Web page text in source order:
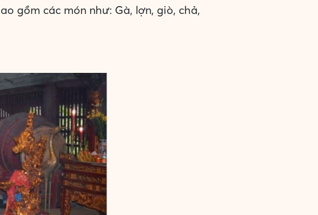
gồm các món như: Gà, lợn, giò, chả,